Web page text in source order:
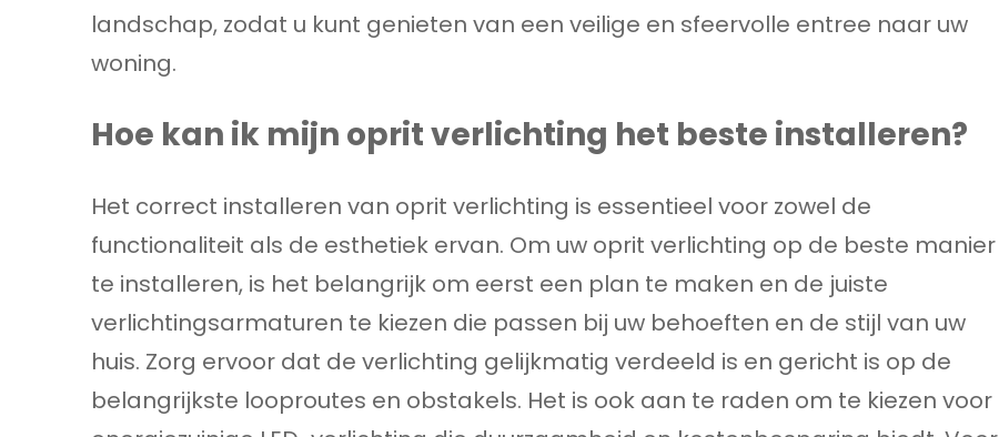
landschap, zodat u kunt genieten van een veilige en sfeervolle entree naar uw
woning.
Hoe kan ik mijn oprit verlichting het beste installeren?
Het correct installeren van oprit verlichting is essentieel voor zowel de
functionaliteit als de esthetiek ervan. Om uw oprit verlichting op de beste manier
te installeren, is het belangrijk om eerst een plan te maken en de juiste
verlichtingsarmaturen te kiezen die passen bij uw behoeften en de stijl van uw
huis. Zorg ervoor dat de verlichting gelijkmatig verdeeld is en gericht is op de
belangrijkste looproutes en obstakels. Het is ook aan te raden om te kiezen voor